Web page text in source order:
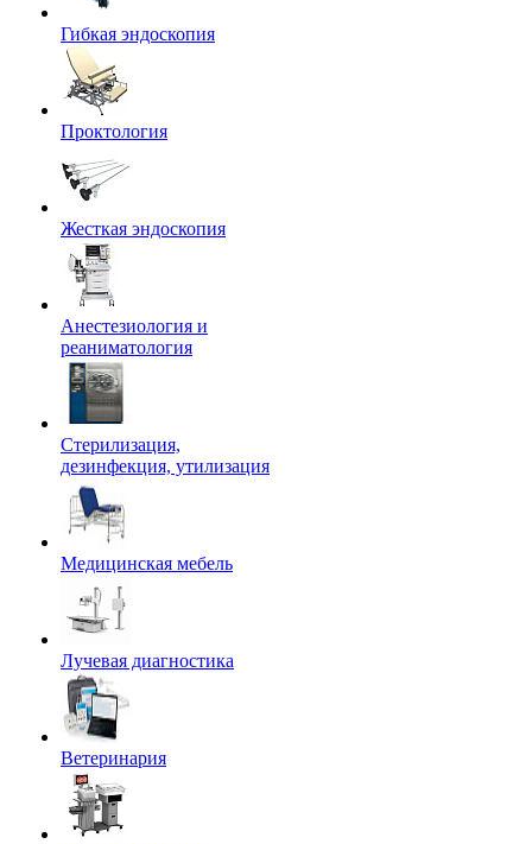
Гибкая эндоскопия
Проктология
Жесткая эндоскопия
Анестезиология и
реаниматология
Стерилизация,
дезинфекция, утилизация
Медицинская мебель
Лучевая диагностика
Ветеринария